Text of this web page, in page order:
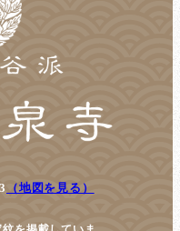
（地図を見る）